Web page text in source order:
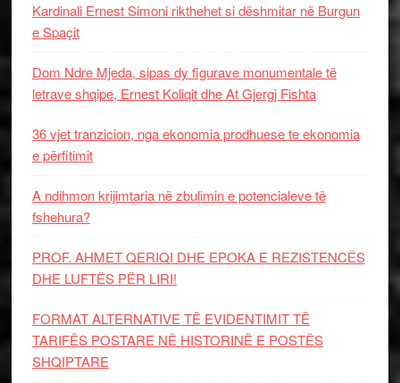
Kardinali Ernest Simoni rikthehet si dëshmitar në Burgun
e Spaçit
Dom Ndre Mjeda, sipas dy figurave monumentale të
letrave shqipe, Ernest Koliqit dhe At Gjergj Fishta
36 vjet tranzicion, nga ekonomia prodhuese te ekonomia
e përfitimit
A ndihmon krijimtaria në zbulimin e potencialeve të
fshehura?
PROF. AHMET QERIQI DHE EPOKA E REZISTENCЁS
DHE LUFTЁS PЁR LIRI!
FORMAT ALTERNATIVE TË EVIDENTIMIT TË
TARIFËS POSTARE NË HISTORINË E POSTËS
SHQIPTARE